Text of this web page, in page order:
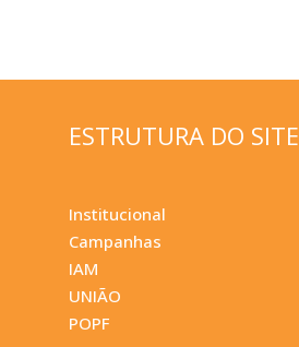
ESTRUTURA DO SITE
Institucional
Campanhas
IAM
UNIÃO
POPF